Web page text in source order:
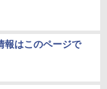
報はこのページで